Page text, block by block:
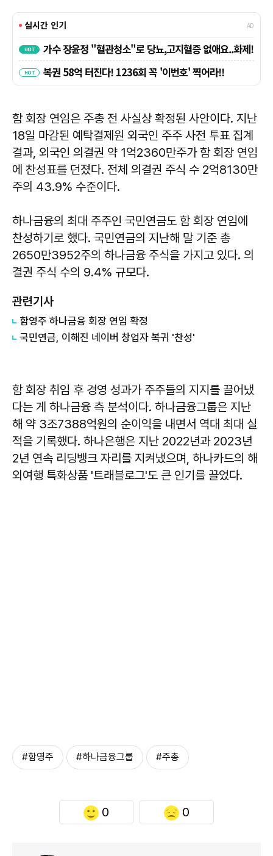
함 회장 연임은 주총 전 사실상 확정된 사안이다. 지난
18일 마감된 예탁결제원 외국인 주주 사전 투표 집계
결과, 외국인 의결권 약 1억2360만주가 함 회장 연임
에 찬성표를 던졌다. 전체 의결권 주식 수 2억8130만
주의 43.9% 수준이다.
하나금융의 최대 주주인 국민연금도 함 회장 연임에
찬성하기로 했다. 국민연금의 지난해 말 기준 총
2650만3952주의 하나금융 주식을 가지고 있다. 의
결권 주식 수의 9.4% 규모다.
관련기사
함영주 하나금융 회장 연임 확정
국민연금, 이해진 네이버 창업자 복귀 '찬성'
함 회장 취임 후 경영 성과가 주주들의 지지를 끌어냈
다는 게 하나금융 측 분석이다. 하나금융그룹은 지난
해 약 3조7388억원의 순이익을 내면서 역대 최대 실
적을 기록했다. 하나은행은 지난 2022년과 2023년
2년 연속 리딩뱅크 자리를 지켜냈으며, 하나카드의 해
외여행 특화상품 '트래블로그'도 큰 인기를 끌었다.
#함영주 #하나금융그룹 #주총
0 0